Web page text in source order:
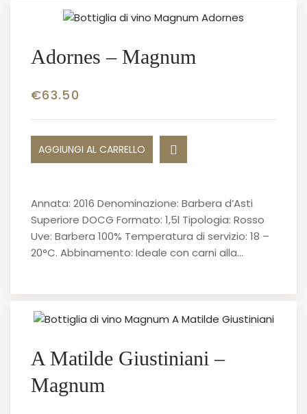
Adornes – Magnum
€63.50
AGGIUNGI AL CARRELLO
Annata: 2016 Denominazione: Barbera d’Asti
Superiore DOCG Formato: 1,5l Tipologia: Rosso
Uve: Barbera 100% Temperatura di servizio: 18 –
20°C. Abbinamento: Ideale con carni alla…
A Matilde Giustiniani –
Magnum